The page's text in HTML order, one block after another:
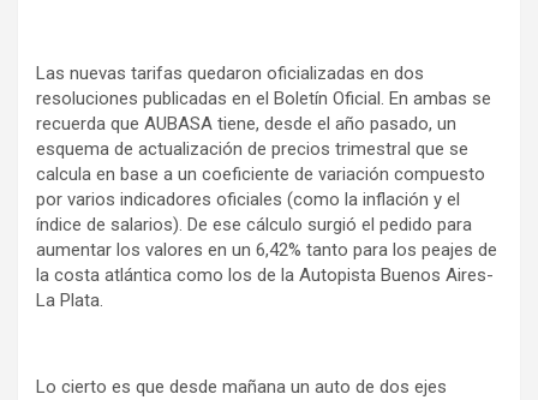
Las nuevas tarifas quedaron oficializadas en dos
resoluciones publicadas en el Boletín Oficial. En ambas se
recuerda que AUBASA tiene, desde el año pasado, un
esquema de actualización de precios trimestral que se
calcula en base a un coeficiente de variación compuesto
por varios indicadores oficiales (como la inflación y el
índice de salarios). De ese cálculo surgió el pedido para
aumentar los valores en un 6,42% tanto para los peajes de
la costa atlántica como los de la Autopista Buenos Aires-
La Plata.
Lo cierto es que desde mañana un auto de dos ejes